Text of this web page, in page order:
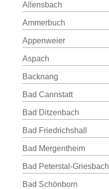
Allensbach
Ammerbuch
Appenweier
Aspach
Backnang
Bad Cannstatt
Bad Ditzenbach
Bad Friedrichshall
Bad Mergentheim
Bad Peterstal-Griesbach
Bad Schönborn